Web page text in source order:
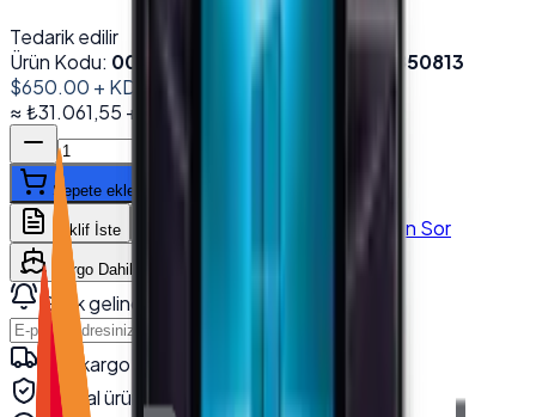
Tedarik edilir
Ürün Kodu: 001686 Barkod (EAN):
8684278850813
$650.00 + KDV
≈₺31.061,55 + KDV
Sepete ekle
Teklif İste WhatsApp'tan Sor
Kargo Dahil Fiyat Hesapla
Stok gelince haber ver
Hızlı kargo · kurumsal teslimat
Orijinal ürün · garanti